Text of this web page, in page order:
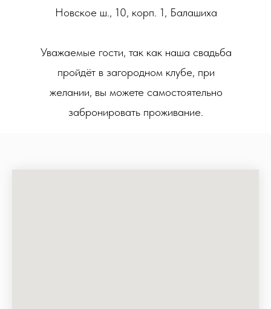
Новское ш., 10, корп. 1, Балашиха
Уважаемые гости, так как наша свадьба
пройдёт в загородном клубе, при
желании, вы можете самостоятельно
забронировать проживание.